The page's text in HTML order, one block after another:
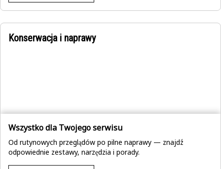
Konserwacja i naprawy
Wszystko dla Twojego serwisu
Od rutynowych przeglądów po pilne naprawy — znajdź
odpowiednie zestawy, narzędzia i porady.